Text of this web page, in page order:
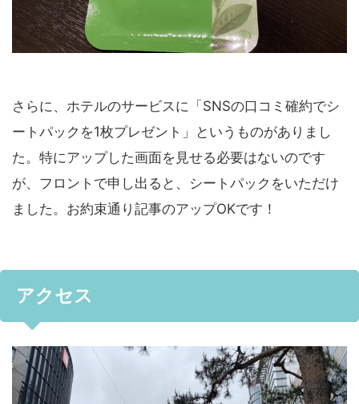
さらに、ホテルのサービスに「SNSの口コミ確約でシ
ートパックを1枚プレゼント」というものがありまし
た。特にアップした画面を見せる必要はないのです
が、フロントで申し出ると、シートパックをいただけ
ました。お約束通り記事のアップOKです！
アクセス